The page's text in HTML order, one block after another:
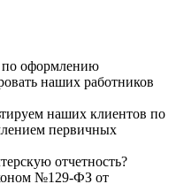
по оформлению
наших работников
наших клиентов по
первичных
отчетность?
№129-ФЗ от